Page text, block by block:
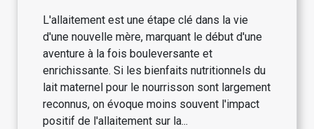
L'allaitement est une étape clé dans la vie
d'une nouvelle mère, marquant le début d'une
aventure à la fois bouleversante et
enrichissante. Si les bienfaits nutritionnels du
lait maternel pour le nourrisson sont largement
reconnus, on évoque moins souvent l'impact
positif de l'allaitement sur la...